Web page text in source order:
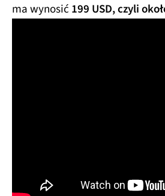
ma wynosić 199 USD, czyli